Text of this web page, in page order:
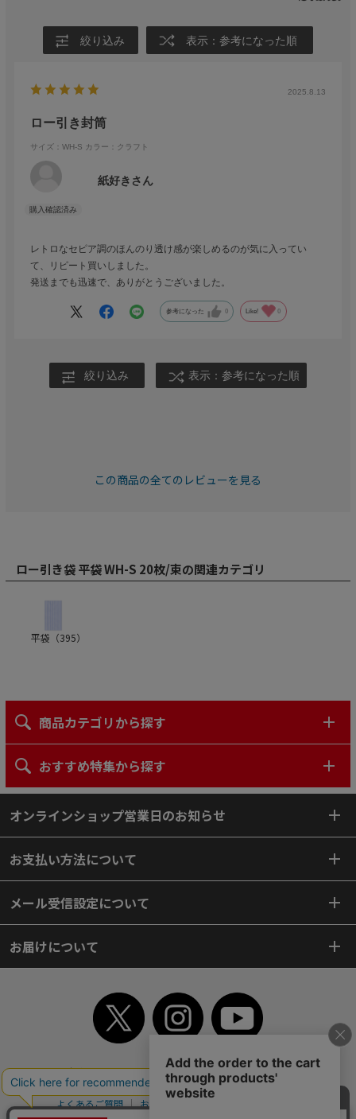
絞り込み 表示：参考になった順
2025.8.13
ロー引き封筒
サイズ：WH-S カラー：クラフト
紙好きさん
レトロなセピア調のほんのり透け感が楽しめるのが気に入ってい
て、リピート買いしました。
発送までも迅速で、ありがとうございました。
参考になった 0 Like! 0
絞り込み 表示：参考になった順
この商品の全てのレビューを見る
ロー引き袋 平袋 WH-S 20枚/束の関連カテゴリ
平袋（395）
商品カテゴリから探す
おすすめ特集から探す
オンラインショップ営業日のお知らせ
お支払い方法について
メール受信設定について
お届けについて
TOP 初めてご利用のお客様へ ご利用案内
ご利用規約
個人情報保護方針
特定商取引法
よくあるご質問
お問い合わせ